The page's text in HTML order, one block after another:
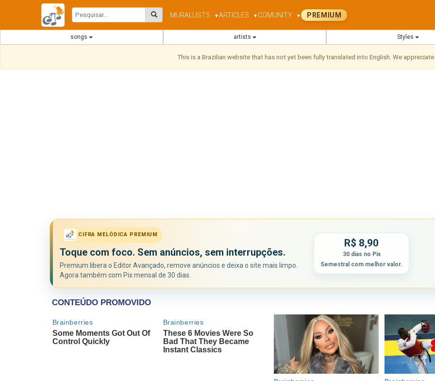
MURAL LISTS ▼ARTICLES ▼ COMUNITY ▼ PREMIUM
songs artists Styles
This is a Brazilian website that has not yet been fully translated into English. We
CIFRA MELÓDICA PREMIUM
Toque com foco. Sem anúncios, sem interrupções.
Premium libera o Editor Avançado, remove anúncios e deixa o site mais limpo.
Agora também com Pix mensal de 30 dias.
R$ 8,90
30 dias no Pix
Semestral com melhor valor.